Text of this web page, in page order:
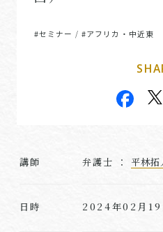
#セミナー /#アフリカ・中近東
講師 弁護士 ： 平林拓
日時 2024年02月